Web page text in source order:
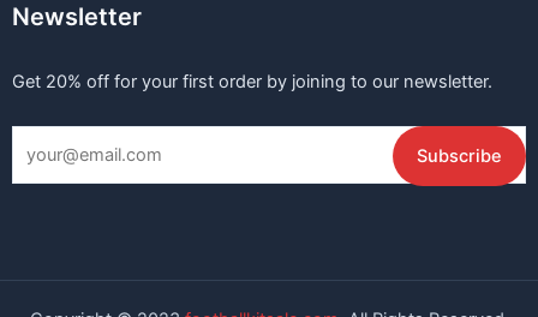
Newsletter
Get 20% off for your first order by joining to our newsletter.